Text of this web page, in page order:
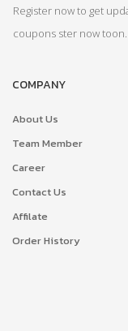
Register now to get
coupons ster now toon.
COMPANY
About Us
Team Member
Career
Contact Us
Affilate
Order History